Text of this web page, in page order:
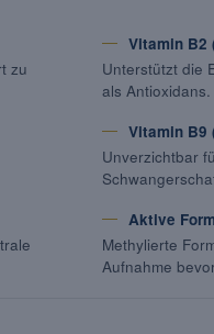
zu
Vitamin B2
Unterstützt die
als Antioxidans.
Vitamin B9
Unverzichtbar
Aktive
Methylierte
Aufnahme